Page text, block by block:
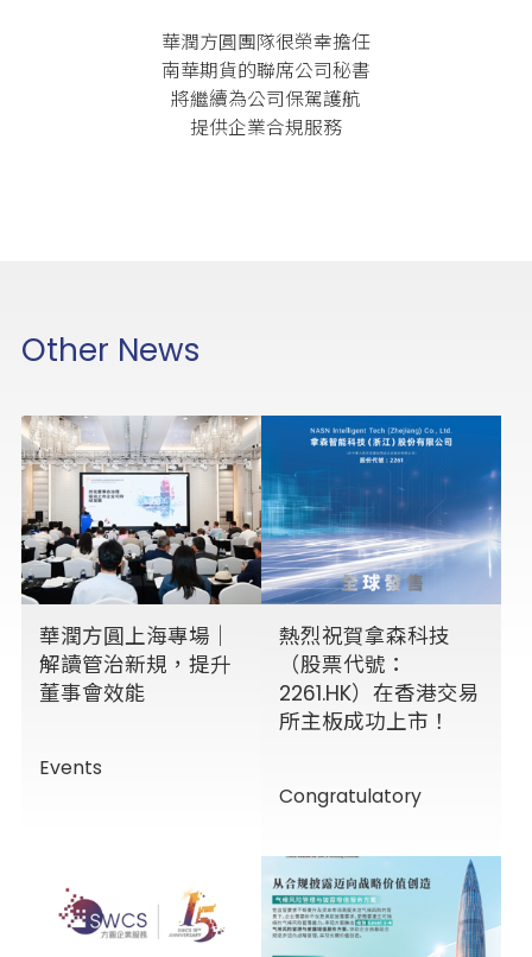
華潤方圓團隊很榮幸擔任
南華期貨的聯席公司秘書
將繼續為公司保駕護航
提供企業合規服務
Other News
華潤方圓上海專場｜
解讀管治新規，提升
董事會效能
Events
熱烈祝賀拿森科技
（股票代號：
2261.HK）在香港交易
所主板成功上市！
Congratulatory